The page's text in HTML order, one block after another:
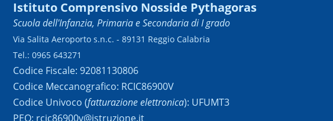
Istituto Comprensivo Nosside Pythagoras
Scuola dell'Infanzia, Primaria e Secondaria di I grado
Via Salita Aeroporto s.n.c. - 89131 Reggio Calabria
Tel.: 0965 643271
Codice Fiscale: 92081130806
Codice Meccanografico: RCIC86900V
Codice Univoco (fatturazione elettronica): UFUMT3
PEO: rcic86900v@istruzione.it